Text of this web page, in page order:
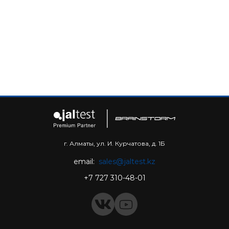
г. Алматы, ул. И. Курчатова, д. 1Б
+7 727 310-48-01
email: sales@jaltest.kz